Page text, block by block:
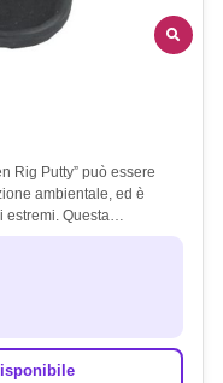
Rig Putty” può essere
ambientale, ed è
Questa…